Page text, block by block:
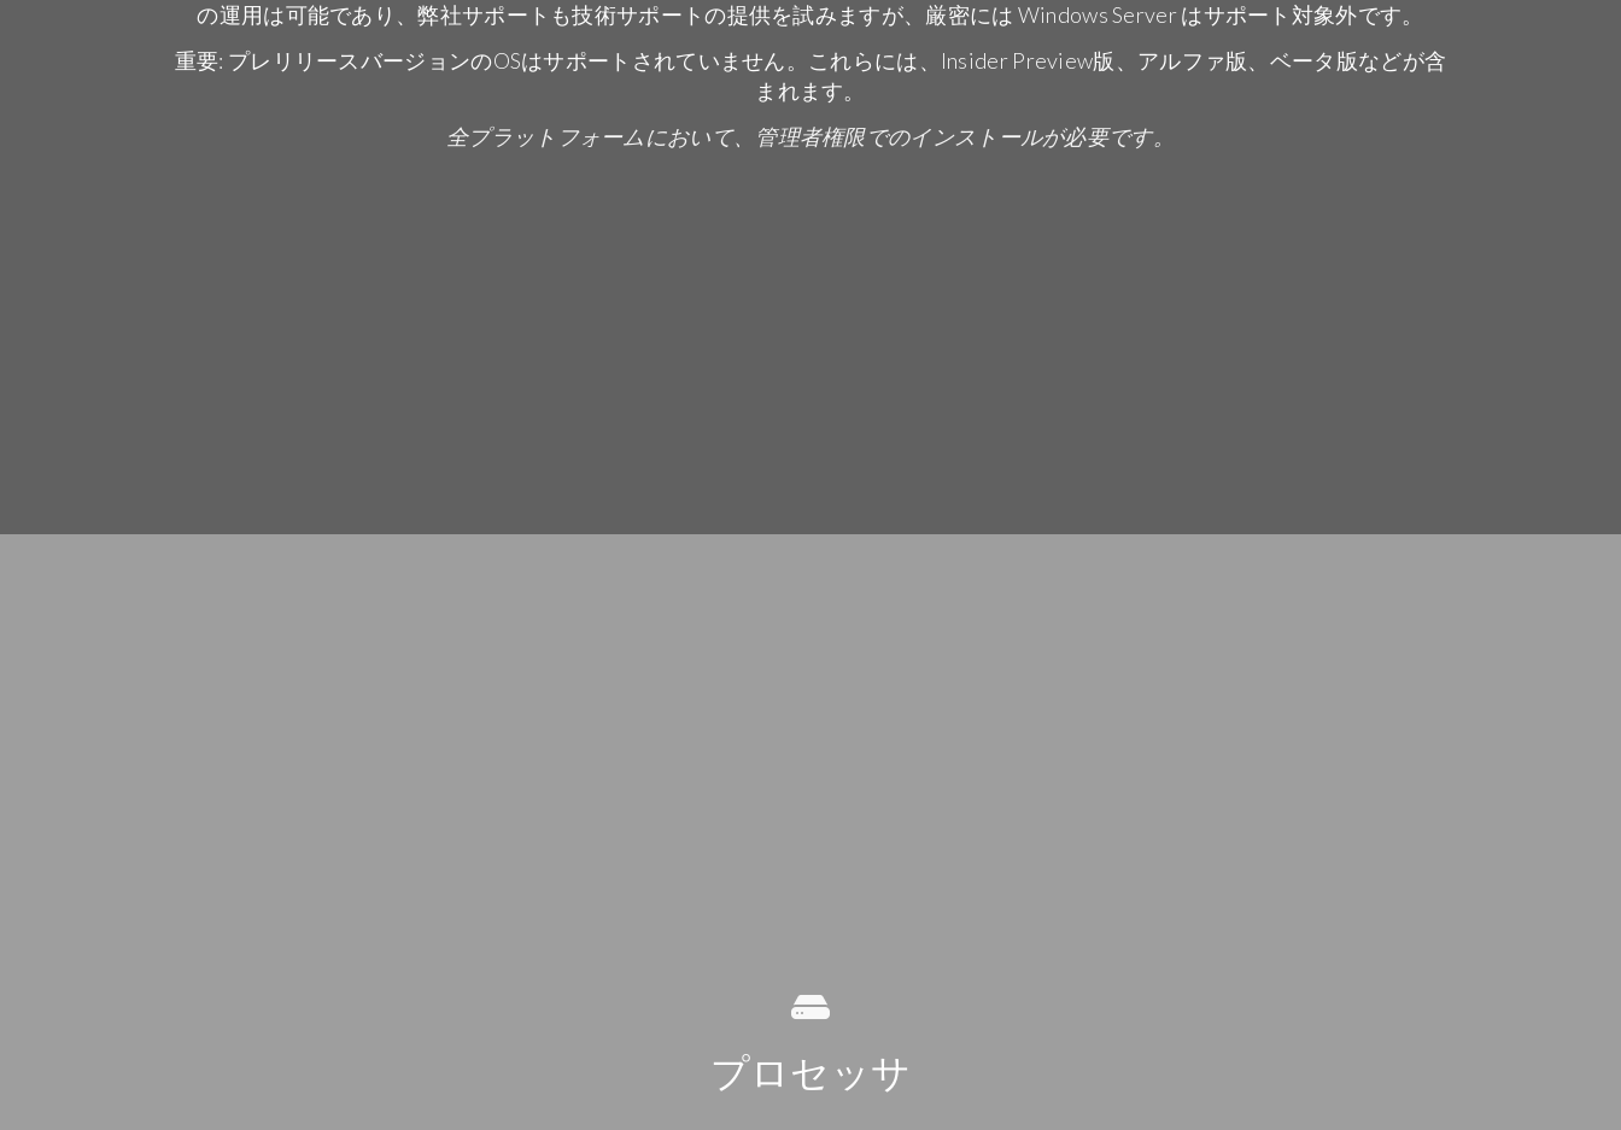
の運用は可能であり、弊社サポートも技術サポートの提供を試みますが、厳密には Windows Server はサポート対象外です。
重要: プレリリースバージョンのOSはサポートされていません。これらには、Insider Preview版、アルファ版、ベータ版などが含
まれます。
全プラットフォームにおいて、管理者権限でのインストールが必要です。
プロセッサ